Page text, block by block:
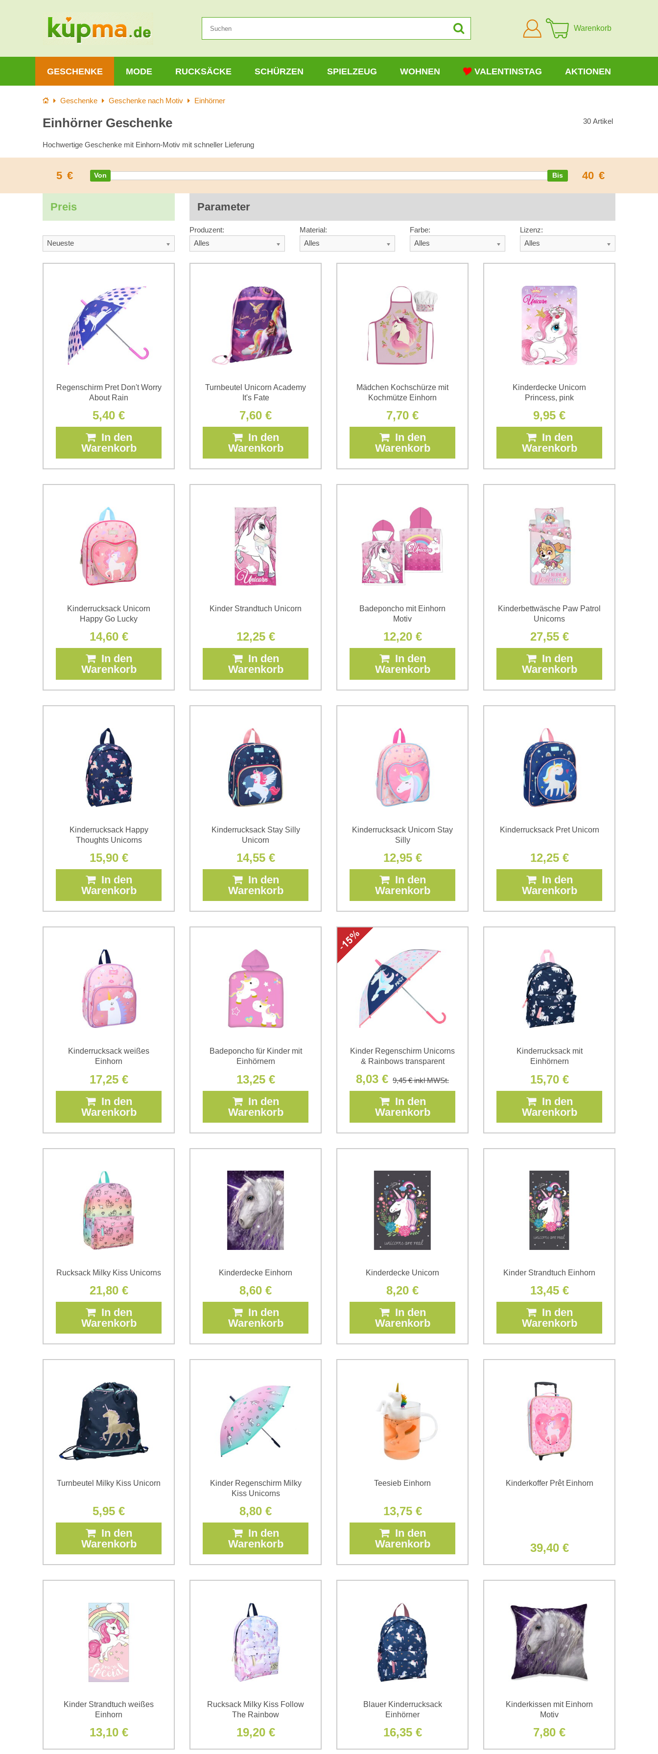
Anmelden
Warenkorb
GESCHENKE MODE RUCKSÄCKE SCHÜRZEN SPIELZEUG WOHNEN VALENTINSTAG AKTIONEN
StartseiteGeschenke Geschenke nach Motiv Einhörner
Einhörner Geschenke 30 Artikel
Hochwertige Geschenke mit Einhorn-Motiv mit schneller Lieferung
5 € 40 €
Preis Parameter
Neueste
Produzent:
Alles
Material:
Alles
Farbe:
Alles
Lizenz:
Alles
Regenschirm Pret Don't Worry
About Rain
5,40 €
In den
Warenkorb
Turnbeutel Unicorn Academy
It's Fate
7,60 €
In den
Warenkorb
Mädchen Kochschürze mit
Kochmütze Einhorn
7,70 €
In den
Warenkorb
Kinderdecke Unicorn
Princess, pink
9,95 €
In den
Warenkorb
Kinderrucksack Unicorn
Happy Go Lucky
14,60 €
In den
Warenkorb
Kinder Strandtuch Unicorn
12,25 €
In den
Warenkorb
Badeponcho mit Einhorn
Motiv
12,20 €
In den
Warenkorb
Kinderbettwäsche Paw Patrol
Unicorns
27,55 €
In den
Warenkorb
Kinderrucksack Happy
Thoughts Unicorns
15,90 €
In den
Warenkorb
Kinderrucksack Stay Silly
Unicorn
14,55 €
In den
Warenkorb
Kinderrucksack Unicorn Stay
Silly
12,95 €
In den
Warenkorb
Kinderrucksack Pret Unicorn
12,25 €
In den
Warenkorb
Kinderrucksack weißes
Einhorn
17,25 €
In den
Warenkorb
Badeponcho für Kinder mit
Einhörnern
13,25 €
In den
Warenkorb
Kinder Regenschirm Unicorns
& Rainbows transparent
8,03 € 9,45 €inkl MWSt.
In den
Warenkorb
Kinderrucksack mit
Einhörnern
15,70 €
In den
Warenkorb
Rucksack Milky Kiss Unicorns
21,80 €
In den
Warenkorb
Kinderdecke Einhorn
8,60 €
In den
Warenkorb
Kinderdecke Unicorn
8,20 €
In den
Warenkorb
Kinder Strandtuch Einhorn
13,45 €
In den
Warenkorb
Turnbeutel Milky Kiss Unicorn
5,95 €
In den
Warenkorb
Kinder Regenschirm Milky
Kiss Unicorns
8,80 €
In den
Warenkorb
Teesieb Einhorn
13,75 €
In den
Warenkorb
Kinderkoffer Prêt Einhorn
39,40 €
Kinder Strandtuch weißes
Einhorn
13,10 €
Rucksack Milky Kiss Follow
The Rainbow
19,20 €
Blauer Kinderrucksack
Einhörner
16,35 €
Kinderkissen mit Einhorn
Motiv
7,80 €